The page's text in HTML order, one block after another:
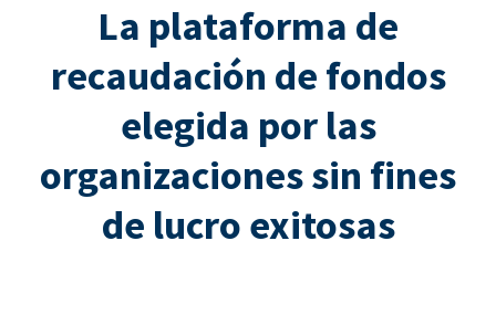
La plataforma de
recaudación de fondos
elegida por las
organizaciones sin fines
de lucro exitosas